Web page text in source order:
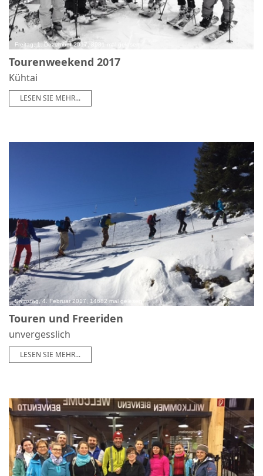
Freitag, 1. Dezember 2017, 8981 mal gelesen
Tourenweekend 2017
Kühtai
LESEN SIE MEHR...
Samstag, 4. Februar 2017, 14682 mal gelesen
Touren und Freeriden
unvergesslich
LESEN SIE MEHR...